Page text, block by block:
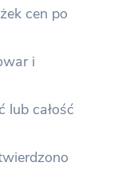
cen po
i
lub całość